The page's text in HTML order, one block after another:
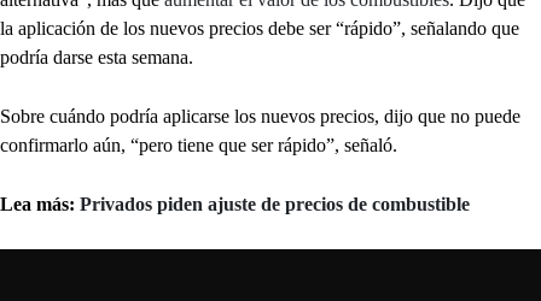
la aplicación de los nuevos precios debe ser “rápido”, señalando que
podría darse esta semana.
Sobre cuándo podría aplicarse los nuevos precios, dijo que no puede
confirmarlo aún, “pero tiene que ser rápido”, señaló.
Lea más: Privados piden ajuste de precios de combustible